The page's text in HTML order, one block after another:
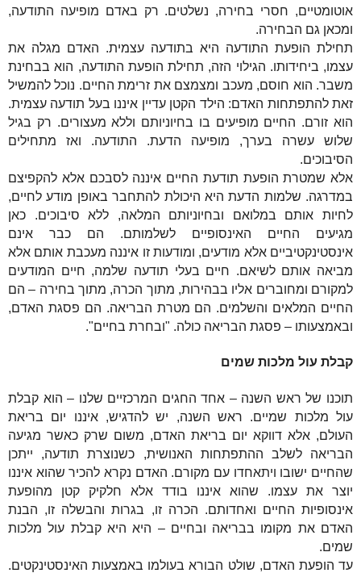
אוטומטיים, חסרי בחירה, נשלטים. רק באדם מופיעה התודעה,
ומכאן גם הבחירה.
תחילת הופעת התודעה היא בתודעה עצמית. האדם מגלה את
עצמו, ביחידותו. הגילוי הזה, תחילת הופעת התודעה, הוא בבחינת
משבר. הוא חוסם, מעכב ומצמצם את זרימת החיים. נוכל להמשיל
זאת להתפתחות האדם: הילד הקטן עדיין איננו בעל תודעה עצמית.
הוא זורם. החיים מופיעים בו בחיוניותם וללא מעצורים. רק בגיל
שלוש עשרה בערך, מופיעה הדעת. התודעה. ואז מתחילים
הסיבוכים.
אלא שמטרת הופעת תודעת החיים איננה לסבכם אלא להקפיצם
במדרגה. שלמות הדעת היא היכולת להתחבר באופן מודע לחיים,
לחיות אותם במלואם ובחיוניותם המלאה, ללא סיבוכים. כאן
מגיעים החיים האינסופיים לשלמותם. הם כבר אינם
אינסטינקטיביים אלא מודעים, ומודעות זו איננה מעכבת אותם אלא
מביאה אותם לשיאם. חיים בעלי תודעה שלמה, חיים המודעים
למקורם ומחוברים אליו בבהירות, מתוך הכרה, מתוך בחירה – הם
החיים המלאים והשלמים. הם מטרת הבריאה. הם פסגת האדם,
ובאמצעותו – פסגת הבריאה כולה. "ובחרת בחיים".
קבלת עול מלכות שמים
תוכנו של ראש השנה – אחד החגים המרכזיים שלנו – הוא קבלת
עול מלכות שמיים. ראש השנה, יש להדגיש, איננו יום בריאת
העולם, אלא דווקא יום בריאת האדם, משום שרק כאשר מגיעה
הבריאה לשלב ההתפתחות האנושית, כשנוצרת תודעה, ייתכן
שהחיים ישובו ויתאחדו עם מקורם. האדם נקרא להכיר שהוא איננו
יוצר את עצמו. שהוא איננו בודד אלא חלקיק קטן מהופעת
אינסופיות החיים ואחדותם. הכרה זו, בגרות והבשלה זו, הבנת
האדם את מקומו בבריאה ובחיים – היא היא קבלת עול מלכות
שמים.
עד הופעת האדם, שולט הבורא בעולמו באמצעות האינסטינקטים.